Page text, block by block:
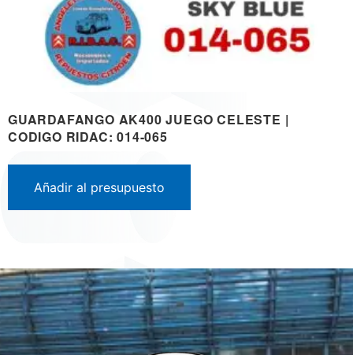
GUARDAFANGO AK400 JUEGO CELESTE |
CODIGO RIDAC: 014-065
Añadir al presupuesto